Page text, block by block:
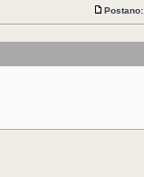
Postano: